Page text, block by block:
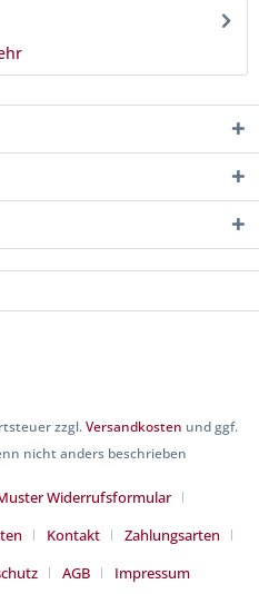
zzgl.Versandkosten und ggf.
nicht anders beschrieben
Widerrufsformular
Kontakt
Zahlungsarten
AGB
Impressum